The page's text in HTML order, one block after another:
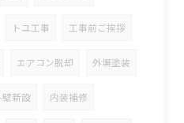
トユ工事 工事前ご挨拶
エアコン脱却 外塀塗装
壁新設 内装補修